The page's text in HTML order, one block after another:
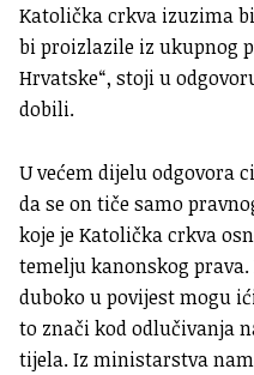
Katolička crkva izuzima
bi proizlazile iz ukupnog
Hrvatske“, stoji u
dobili.
U većem dijelu odgovora
da se on tiče samo
koje je Katolička crkva
temelju kanonskog
duboko u povijest mogu
to znači kod odlučivanja
tijela. Iz ministarstva